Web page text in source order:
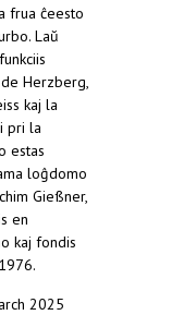
frua ĉeesto
Laŭ
Herzberg,
kaj la
pri la
estas
loĝdomo
Gießner,
en
kaj fondis
2025